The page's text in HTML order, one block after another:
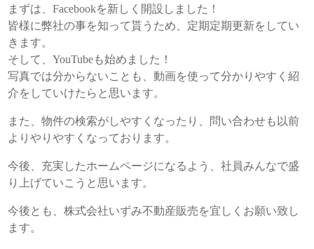
まずは、Facebookを新しく開設しました！
皆様に弊社の事を知って貰うため、定期定期更新をしてい
きます。
そして、YouTubeも始めました！
写真では分からないことも、動画を使って分かりやすく紹
介をしていけたらと思います。
また、物件の検索がしやすくなったり、問い合わせも以前
よりやりやすくなっております。
今後、充実したホームページになるよう、社員みんなで盛
り上げていこうと思います。
今後とも、株式会社いずみ不動産販売を宜しくお願い致し
ます。